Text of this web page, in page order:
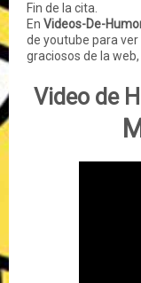
Fin de la cita.
En Videos-De-
de youtube para
graciosos de la
Video de